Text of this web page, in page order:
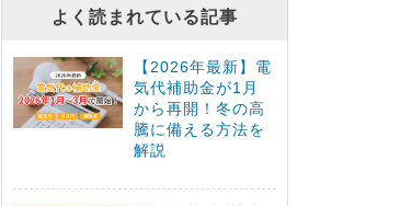
よく読まれている記事
【2026年最新】電
気代補助金が1月
から再開！冬の高
騰に備える方法を
解説